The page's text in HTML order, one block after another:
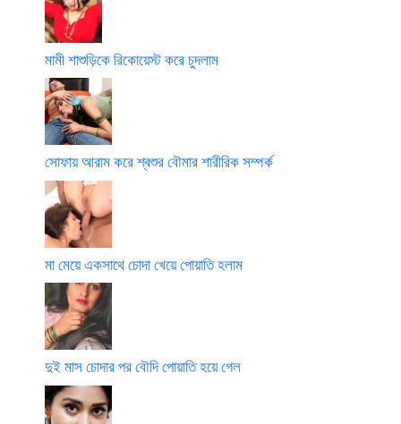
মামী শাশুড়িকে রিকোয়েস্ট করে চুদলাম
সোফায় আরাম করে শ্বশুর বৌমার শারীরিক সম্পর্ক
মা মেয়ে একসাথে চোদা খেয়ে পোয়াতি হলাম
দুই মাস চোদার পর বৌদি পোয়াতি হয়ে গেল